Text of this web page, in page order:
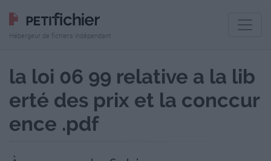
Hébergeur de fichiers indépendant
la loi 06 99 relative a la lib
erté des prix et la conccur
ence .pdf